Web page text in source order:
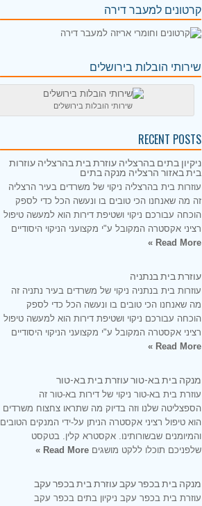
קרטונים למעבר דירה
שירותי הובלות בירושלים
שירותי הובלות בירושלים
RECENT POSTS
ניקיון בתים בהרצליה עוזרת בית בהרצליה עוזרות
בית באזור הרצליה מנקה בתים
עוזרות בית בהרצליה ניקוי של משרדים בעיר הרצליה
זה מה שאנחנו הכי טובים בו ונעשה הכל כדי לספק
הוכחה עבורכם ניקוי ושטיפת דירות הוא למעשה טיפול
רציני אקסטרה המקובל ע"י מקצועני הניקוי היסודיים
Read More »
עוזרת בית בנתניה
עוזרות בית בנתניה ניקוי של משרדים בעיר נתניה זה
מה שאנחנו הכי טובים בו ונעשה הכל כדי לספק
הוכחה עבורכם ניקוי ושטיפת דירות הוא למעשה טיפול
רציני אקסטרה המקובל ע"י מקצועני הניקוי היסודיים
Read More »
מנקה בית בא-טור עוזרת בית בא-טור
עוזרת בית בא-טור ניקוי של דירות בא-טור זה
הספצליטה שלנו וזה בדיוק מה שתראו צחצוח משרדים
הוא טיפול רציני אקסטרה הניתן על-ידי המנקים הטובים
והמיומנים שבשורותינו. אקסטרא קלין. בטקסט
שלפניכם תוכלו ללקט מושגים Read More »
מנקה בית בכפר עקב עוזרת בית בכפר עקב
עוזרת בית בכפר עקב ניקיון בתים בכפר עקב